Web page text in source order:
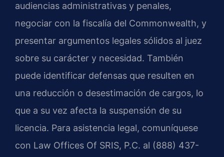
audiencias administrativas y penales,
negociar con la fiscalía del Commonwealth, y
presentar argumentos legales sólidos al juez
sobre su carácter y necesidad. También
puede identificar defensas que resulten en
una reducción o desestimación de cargos, lo
que a su vez afecta la suspensión de su
licencia. Para asistencia legal, comuníquese
con Law Offices Of SRIS, P.C. al (888) 437-